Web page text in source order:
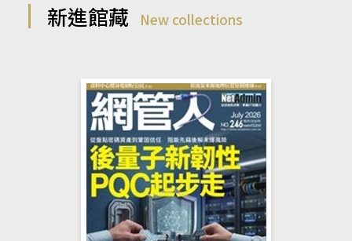
新進館藏 New collections